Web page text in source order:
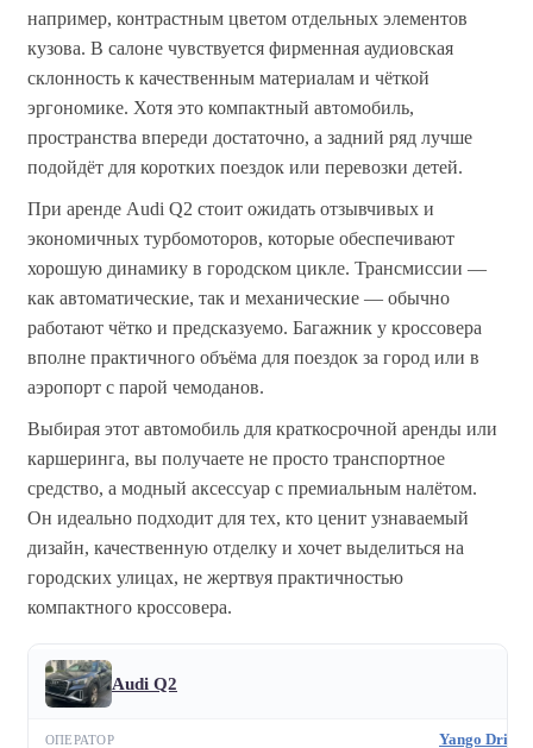
например, контрастным цветом отдельных элементов
кузова. В салоне чувствуется фирменная аудиовская
склонность к качественным материалам и чёткой
эргономике. Хотя это компактный автомобиль,
пространства впереди достаточно, а задний ряд лучше
подойдёт для коротких поездок или перевозки детей.
При аренде Audi Q2 стоит ожидать отзывчивых и
экономичных турбомоторов, которые обеспечивают
хорошую динамику в городском цикле. Трансмиссии —
как автоматические, так и механические — обычно
работают чётко и предсказуемо. Багажник у кроссовера
вполне практичного объёма для поездок за город или в
аэропорт с парой чемоданов.
Выбирая этот автомобиль для краткосрочной аренды или
каршеринга, вы получаете не просто транспортное
средство, а модный аксессуар с премиальным налётом.
Он идеально подходит для тех, кто ценит узнаваемый
дизайн, качественную отделку и хочет выделиться на
городских улицах, не жертвуя практичностью
компактного кроссовера.
Audi Q2
Yango Drive